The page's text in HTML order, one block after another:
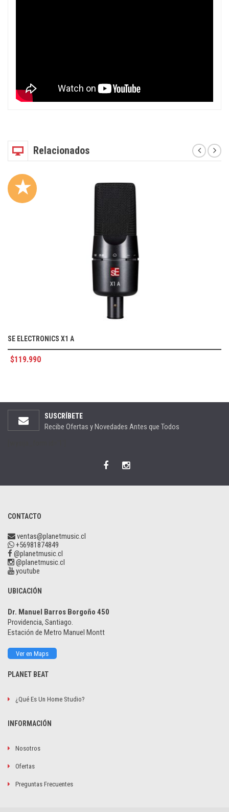
Relacionados
★
SE ELECTRONICS X1 A
$119.990
SUSCRÍBETE
Recibe Ofertas y Novedades Antes que Todos
CONTACTO
ventas@planetmusic.cl
+56981874849
@planetmusic.cl
@planetmusic.cl
youtube
UBICACIÓN
Dr. Manuel Barros Borgoño 450
Providencia, Santiago.
Estación de Metro Manuel Montt
Ver en Maps
PLANET BEAT
¿Qué Es Un Home Studio?
INFORMACIÓN
Nosotros
Ofertas
Preguntas Frecuentes